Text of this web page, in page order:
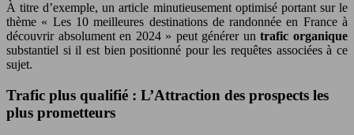
À titre d’exemple, un article minutieusement optimisé portant sur le
thème « Les 10 meilleures destinations de randonnée en France à
découvrir absolument en 2024 » peut générer untrafic organique
substantiel si il est bien positionné pour les requêtes associées à ce
sujet.
Trafic plus qualifié : L’Attraction des prospects les
plus prometteurs